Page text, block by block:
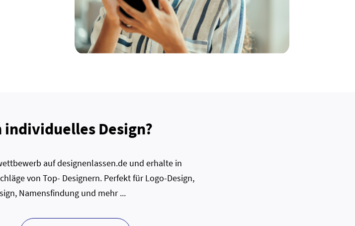
individuelles Design?
auf designenlassen.de und erhalte in
von Top- Designern. Perfekt für Logo-Design,
Namensfindung und mehr ...